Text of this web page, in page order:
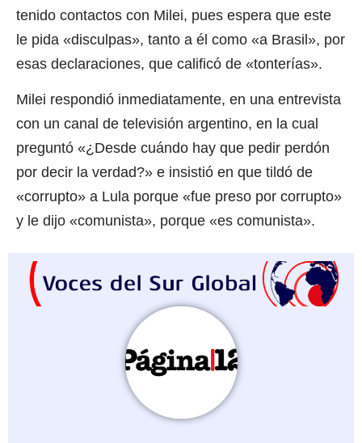
tenido contactos con Milei, pues espera que este
le pida «disculpas», tanto a él como «a Brasil», por
esas declaraciones, que calificó de «tonterías».
Milei respondió inmediatamente, en una entrevista
con un canal de televisión argentino, en la cual
preguntó «¿Desde cuándo hay que pedir perdón
por decir la verdad?» e insistió en que tildó de
«corrupto» a Lula porque «fue preso por corrupto»
y le dijo «comunista», porque «es comunista».